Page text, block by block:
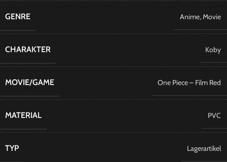
GENRE Anime,Movie
CHARAKTER Koby
MOVIE/GAME One Piece – Film Red
MATERIAL PVC
TYP Lagerartikel